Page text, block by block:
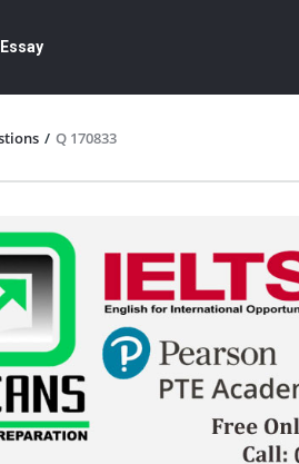
/ Q 170833